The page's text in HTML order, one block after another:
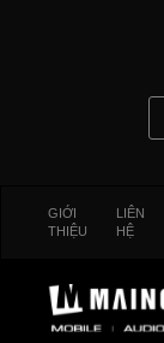
GIỚI
THIỆU
LIÊN
HỆ